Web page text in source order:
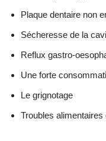
Plaque dentaire non
Sécheresse de la
Reflux gastro-
Une forte
Le grignotage
Troubles alimentaires